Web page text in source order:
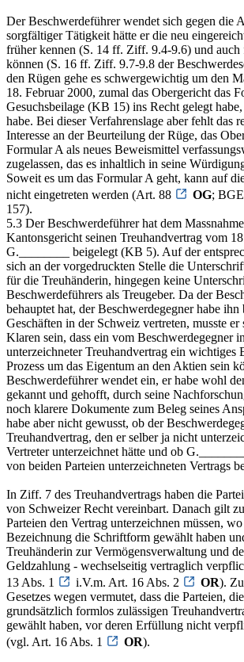
Der Beschwerdeführer wendet sich gegen die
sorgfältiger Tätigkeit hätte er die neu
früher kennen (S. 14 ff. Ziff. 9.4-9.6) und auch
können (S. 16 ff. Ziff. 9.7-9.8 der
den Rügen gehe es schwergewichtig um den
18. Februar 2000, zumal das Obergericht das
Gesuchsbeilage (KB 15) ins Recht gelegt
habe. Bei dieser Verfahrenslage aber fehlt das
Interesse an der Beurteilung der Rüge, das
Formular A als neues Beweismittel
zugelassen, das es inhaltlich in seine
Soweit es um das Formular A geht, kann auf
nicht eingetreten werden (Art. 88
OG; BGE
157).
5.3 Der Beschwerdeführer hat dem
Kantonsgericht seinen Treuhandvertrag vom
G.________ beigelegt (KB 5). Auf der
sich an der vorgedruckten Stelle die
für die Treuhänderin, hingegen keine
Beschwerdeführers als Treugeber. Da der
behauptet hat, der Beschwerdegegner habe ihn
Geschäften in der Schweiz vertreten, musste er
Klaren sein, dass ein vom Beschwerdegegner
unterzeichneter Treuhandvertrag ein wichtiges
Prozess um das Eigentum an den Aktien sein
Beschwerdeführer wendet ein, er habe wohl
gekannt und gehofft, durch seine
noch klarere Dokumente zum Beleg seines
habe aber nicht gewusst, ob der
Treuhandvertrag, den er selber ja nicht
Vertreter unterzeichnet hätte und ob
von beiden Parteien unterzeichneten Vertrags
In Ziff. 7 des Treuhandvertrags haben die
von Schweizer Recht vereinbart. Danach gilt
Parteien den Vertrag unterzeichnen müssen,
Bezeichnung die Schriftform gewählt haben
Treuhänderin zur Vermögensverwaltung und
Geldzahlung - wechselseitig vertraglich
13 Abs. 1
i.V.m. Art. 16 Abs. 2 OR).
Gesetzes wegen vermutet, dass die Parteien,
grundsätzlich formlos zulässigen
gewählt haben, vor deren Erfüllung nicht
(vgl. Art. 16 Abs. 1
OR).